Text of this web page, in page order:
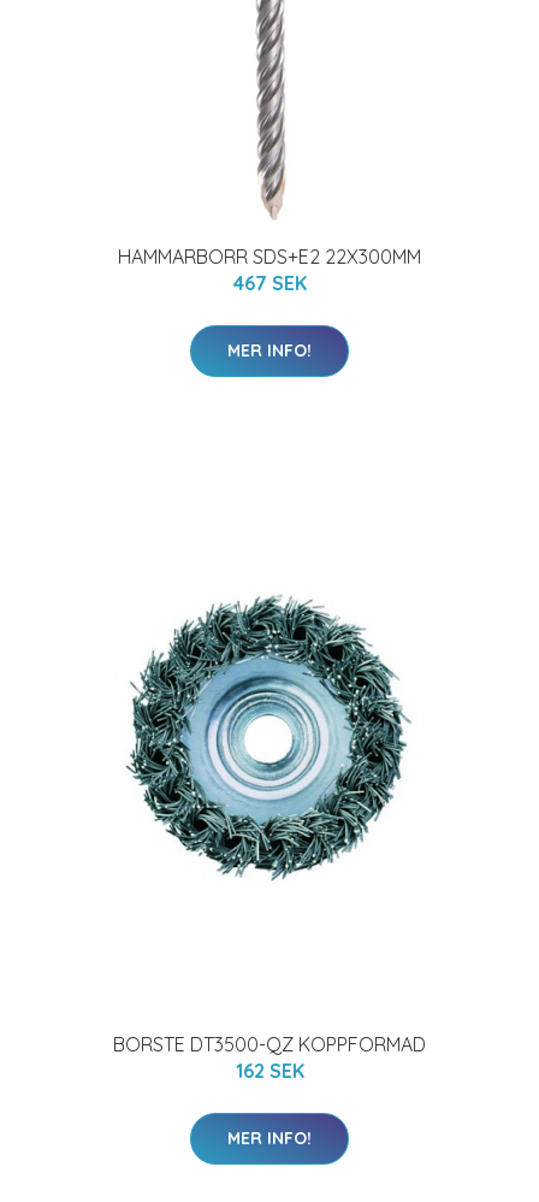
HAMMARBORR SDS+E2 22X300MM
467 SEK
MER INFO!
BORSTE DT3500-QZ KOPPFORMAD
162 SEK
MER INFO!